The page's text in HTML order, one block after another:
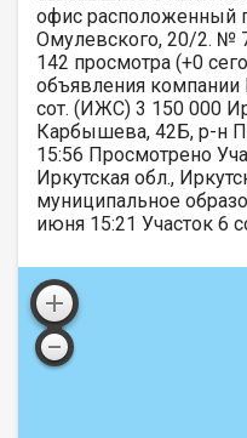
офис расположенный
Омулевского, 20/2. №
142 просмотра (+0
объявления компании
сот. (ИЖС) 3 150 000
Карбышева, 42Б, р-н
15:56 Просмотрено
Иркутская обл.,
муниципальное
июня 15:21 Участок 6